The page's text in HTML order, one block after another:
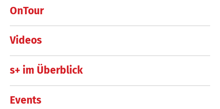
OnTour
Videos
s+ im Überblick
Events